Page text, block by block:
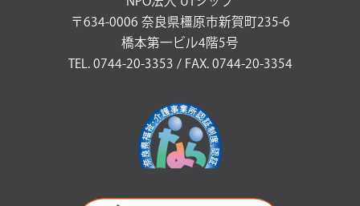
〒634-0006 奈良県橿原市新賀町235-6
橋本第一ビル4階5号
TEL. 0744-20-3353 / FAX. 0744-20-3354